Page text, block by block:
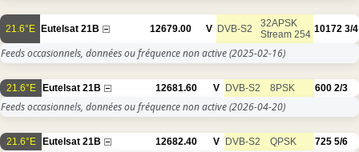
21.6°E Eutelsat 21B 12679.00 V DVB-S2
32APSK
Stream 254 10172 3/4
Feeds occasionnels, données ou fréquence non active(2025-02-16)
21.6°E Eutelsat 21B 12681.60 V DVB-S2 8PSK 600 2/3
Feeds occasionnels, données ou fréquence non active(2026-04-20)
21.6°E Eutelsat 21B 12682.40 V DVB-S2 QPSK 725 5/6